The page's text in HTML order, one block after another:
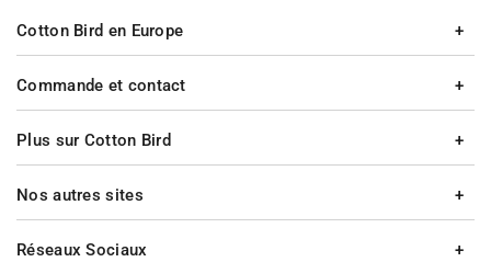
Commande et contact
Plus sur Cotton Bird
Cotton Bird en Europe
Nos autres sites
Réseaux Sociaux